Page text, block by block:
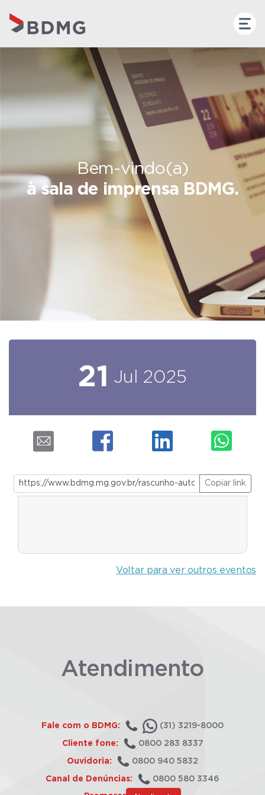
Bem-vindo(a)
à sala de imprensa BDMG.
21 Jul 2025
Copiar link
Voltar para ver outros eventos
Atendimento
Fale com o BDMG: (31) 3219-8000
Cliente fone: 0800 283 8337
Ouvidoria: 0800 940 5832
Canal de Denúncias: 0800 580 3346